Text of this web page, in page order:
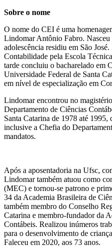
Sobre o nome
O nome do CEI é uma
Lindomar Antônio Fabro. Nasceu
adolescência residiu em São
Contabilidade pela Escola
tarde concluiu o bacharelado em
Universidade Federal de Santa
em nível de especialização em
Lindomar encontrou no
Departamento de Ciências
Santa Catarina de 1978 até 1995,
inclusive a Chefia do
mandatos.
Após a aposentadoria na Ufsc,
Lindomar também atuou como
(MEC) e tornou-se patrono e
34 da Academia Brasileira de
também membro do Conselho
Catarina e membro-fundador da
Contábeis. Realizou inúmeros
para o desenvolvimento de
Faleceu em 2020, aos 73 anos.